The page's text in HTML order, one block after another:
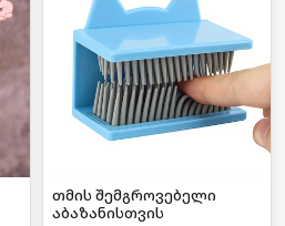
თმის შემგროვებელი
აბაზანისთვის